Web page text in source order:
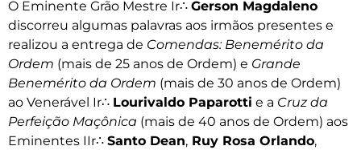
O Eminente Grão Mestre Ir∴ Gerson Magdaleno
discorreu algumas palavras aos irmãos presentes e
realizou a entrega de Comendas: Benemérito da
Ordem (mais de 25 anos de Ordem) e Grande
Benemérito da Ordem (mais de 30 anos de Ordem)
ao Venerável Ir∴ Lourivaldo Paparotti e a Cruz da
Perfeição Maçônica (mais de 40 anos de Ordem) aos
Eminentes IIr∴ Santo Dean, Ruy Rosa Orlando,